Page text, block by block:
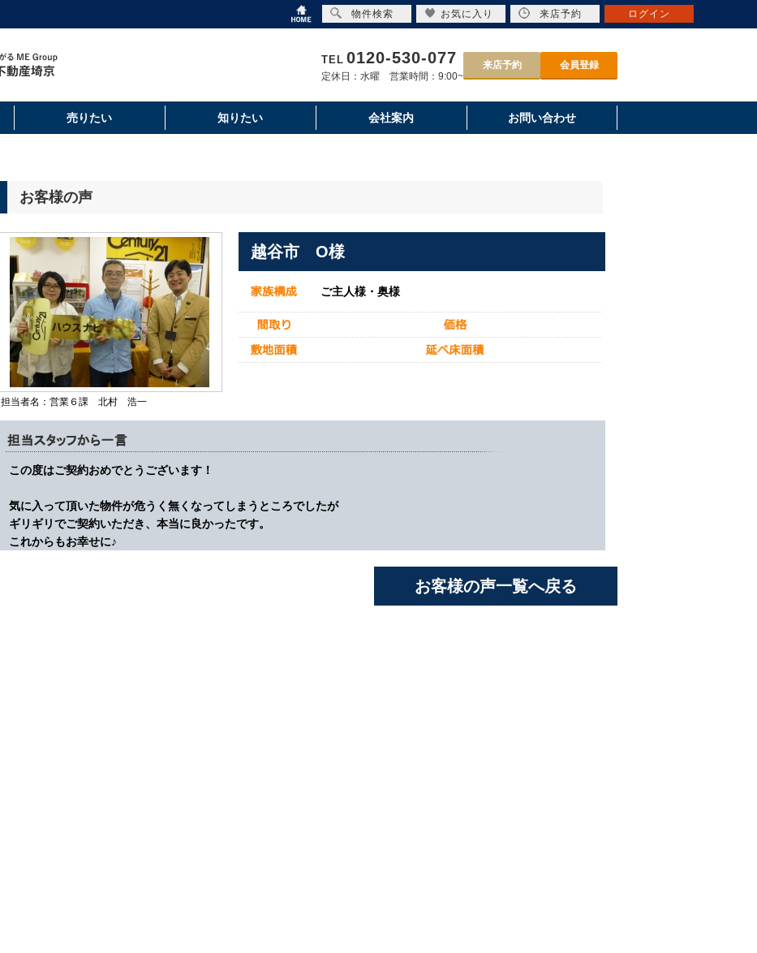
TEL 0120-530-077
定休日：水曜 営業時間：9:00~
来店予約 会員登録
売りたい 知りたい 会社案内 お問い合わせ
お客様の声
越谷市 O様
ご主人様・奥様
担当者名：営業６課 北村 浩一
この度はご契約おめでとうございます！
気に入って頂いた物件が危うく無くなってしまうところでしたが
ギリギリでご契約いただき、本当に良かったです。
これからもお幸せに♪
お客様の声一覧へ戻る
物件検索 お気に入り 来店予約 ログイン